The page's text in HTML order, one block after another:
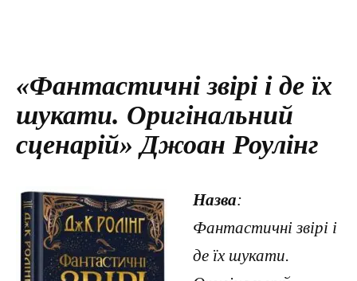
«Фантастичні звірі і де їх
шукати. Оригінальний
сценарій» Джоан Роулінг
Назва:
Фантастичні звірі і
де їх шукати.